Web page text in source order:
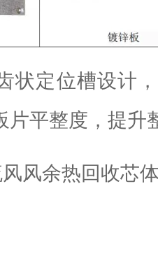
状定位槽设计
片平整度，提升